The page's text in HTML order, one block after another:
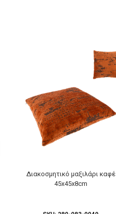
Διακοσμητικό μαξιλάρι καφέ
45x45x8cm